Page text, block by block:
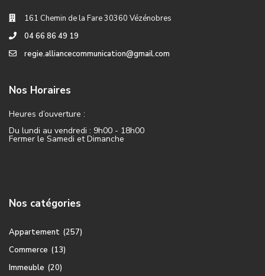
161 Chemin de la Fare 30360 Vézénobres
04 66 86 49 19
regie.alliancecommunication@gmail.com
Nos Horaires
Heures d’ouverture :
Du lundi au vendredi : 9h00 - 18h00
Fermer le Samedi et Dimanche
Nos catégories
Appartement (257)
Commerce (13)
Immeuble (20)